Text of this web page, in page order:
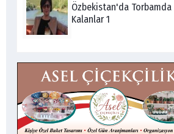
Özbekistan'da Torbamda
Kalanlar 1
Kanada Gezi Günlüğü
Mert AKAR